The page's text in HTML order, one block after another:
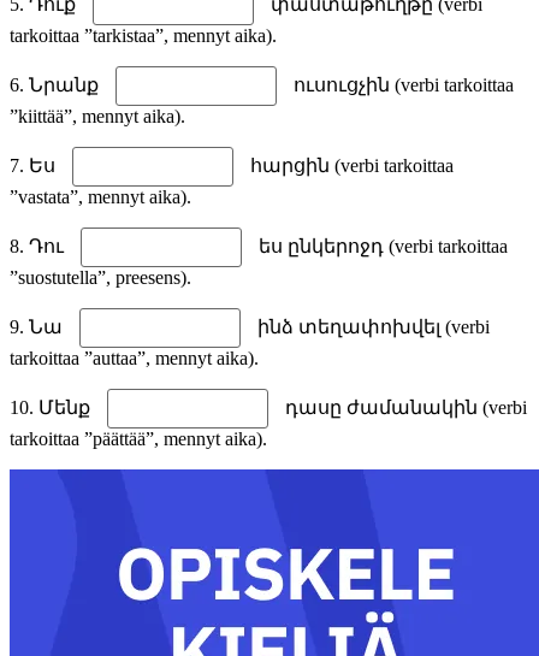
tarkoittaa ”tarkistaa”, mennyt aika).
6. Նրանք
ուսուցչին (verbi tarkoittaa
”kiittää”, mennyt aika).
7. Ես
հարցին (verbi tarkoittaa
”vastata”, mennyt aika).
8. Դու
ես ընկերոջդ (verbi tarkoittaa
”suostutella”, preesens).
9. Նա
ինձ տեղափոխվել (verbi
tarkoittaa ”auttaa”, mennyt aika).
10. Մենք
դասը ժամանակին (verbi
tarkoittaa ”päättää”, mennyt aika).